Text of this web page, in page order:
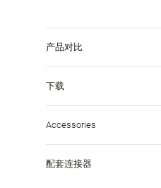
产品对比
下载
Accessories
配套连接器